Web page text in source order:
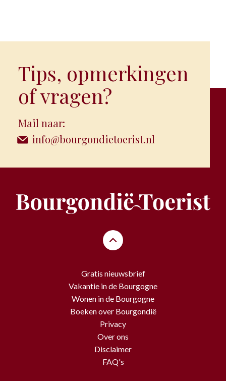
Tips, opmerkingen
of vragen?
Mail naar:
info@bourgondietoerist.nl
Gratis nieuwsbrief
Vakantie in de Bourgogne
Wonen in de Bourgogne
Boeken over Bourgondië
Privacy
Over ons
Disclaimer
FAQ's